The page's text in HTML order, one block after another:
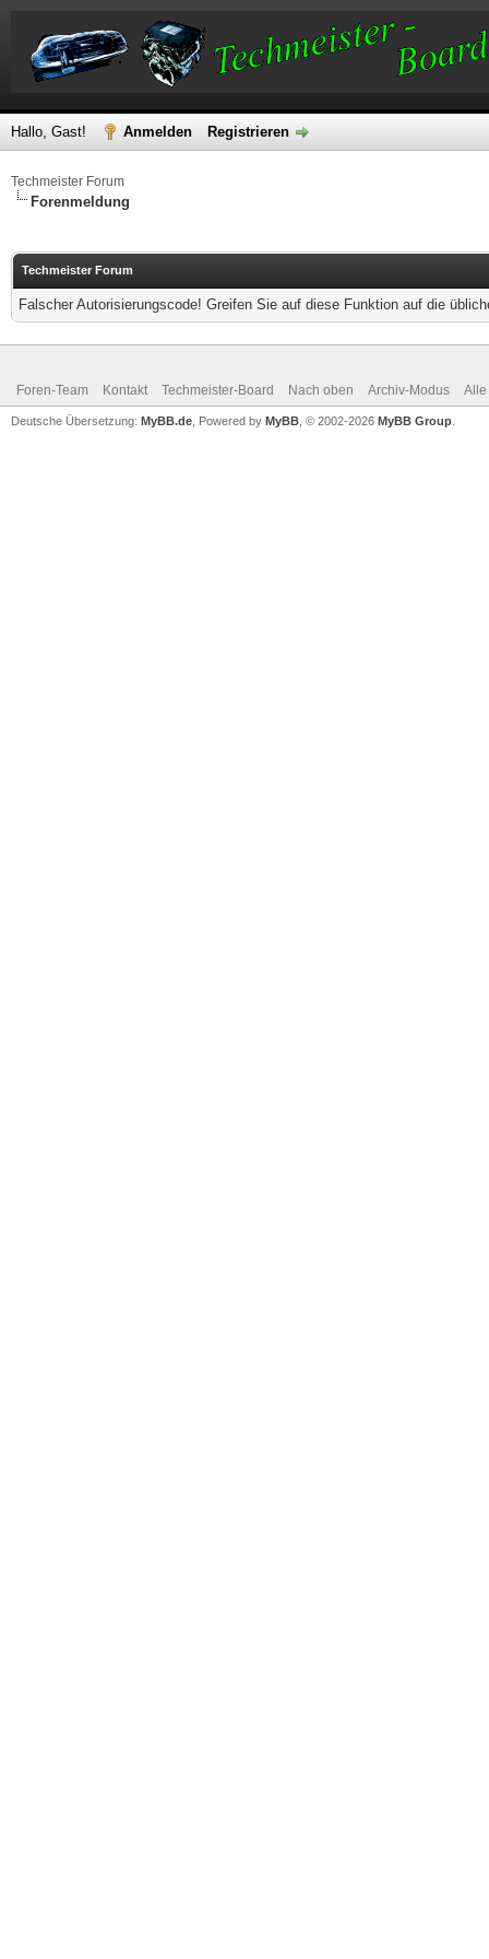
Hallo, Gast! Anmelden Registrieren
Techmeister Forum
Forenmeldung
Techmeister Forum
Falscher Autorisierungscode! Greifen Sie auf diese Funktion auf die
Foren-Team Kontakt Techmeister-Board Nach oben Archiv-Modus Alle
Deutsche Übersetzung: MyBB.de , Powered by MyBB , © 2002-2026 MyBB Group